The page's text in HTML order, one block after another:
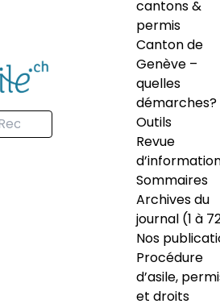
cantons &
permis
Canton de
Genève –
quelles
démarches?
Outils
Revue
Sommaires
Archives du
journal (1 à
Nos
Procédure
d’asile,
et droits